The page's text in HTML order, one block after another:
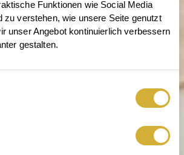
Funktionen wie Social Media
zu verstehen, wie unsere Seite genutzt
unser Angebot kontinuierlich verbessern
gestalten.
die Welt von räder